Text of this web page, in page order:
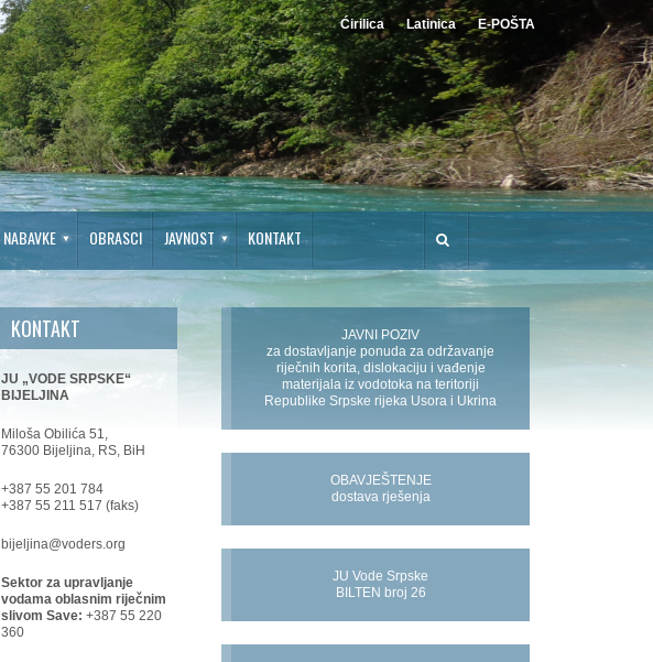
Ćirilica Latinica E-POŠTA
NABAVKE OBRASCI JAVNOST KONTAKT
JAVNI POZIV
za dostavljanje ponuda za održavanje
riječnih korita, dislokaciju i vađenje
materijala iz vodotoka na teritoriji
Republike Srpske rijeka Usora i Ukrina
OBAVJEŠTENJE
dostava rješenja
JU Vode Srpske
BILTEN broj 26
KONTAKT
JU „VODE SRPSKE“
BIJELJINA
Miloša Obilića 51,
76300 Bijeljina, RS, BiH
+387 55 201 784
+387 55 211 517 (faks)
bijeljina@voders.org
Sektor za upravljanje
vodama oblasnim riječnim
slivom Save: +387 55 220
360